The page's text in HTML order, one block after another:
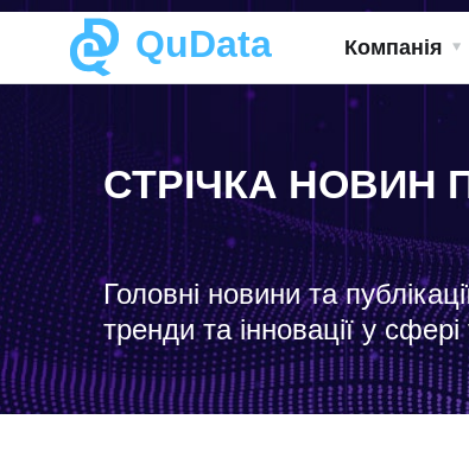
QuData Компанія
СТРІЧКА НОВИН
Головні новини та
тренди та інновації у сфері